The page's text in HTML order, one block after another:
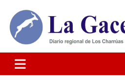
contenido
Diario La Gacela